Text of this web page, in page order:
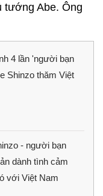
tướng Abe. Ông
4 lần 'người bạn
Shinzo thăm Việt
- người bạn
dành tình cảm
với Việt Nam